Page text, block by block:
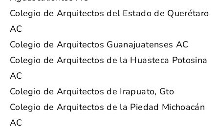
Colegio de Arquitectos del Estado de Querétaro
AC
Colegio de Arquitectos Guanajuatenses AC
Colegio de Arquitectos de la Huasteca Potosina
AC
Colegio de Arquitectos de Irapuato, Gto
Colegio de Arquitectos de la Piedad Michoacán
AC